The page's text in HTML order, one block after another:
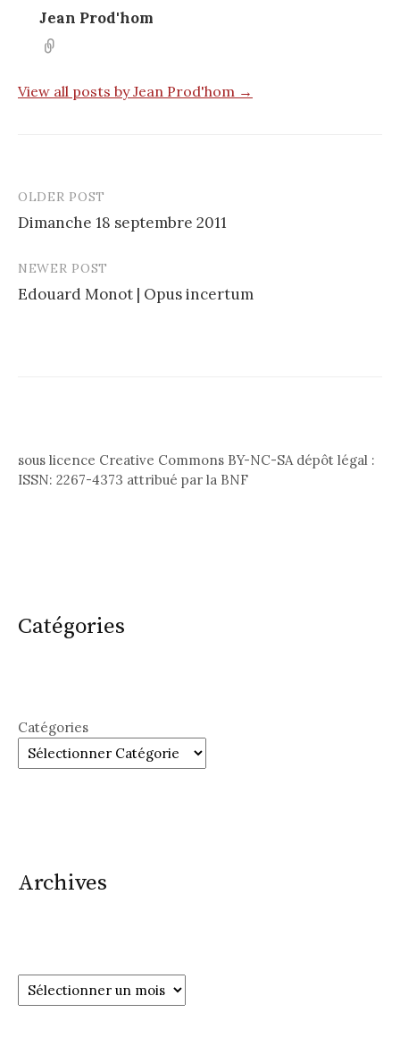
Jean Prod'hom
View all posts by Jean Prod'hom →
Post
navigation
OLDER POST
Dimanche 18 septembre 2011
NEWER POST
Edouard Monot | Opus incertum
sous licence Creative Commons BY-NC-SA dépôt légal :
ISSN: 2267-4373 attribué par la BNF
Catégories
Catégories
Archives
Archives